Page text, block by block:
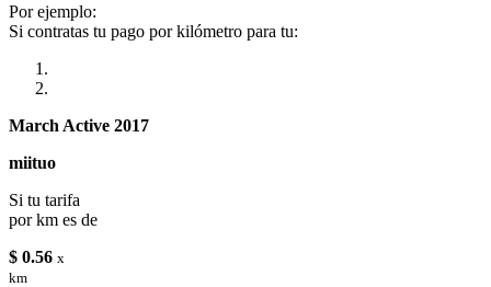
Por ejemplo:
Si contratas tu pago por kilómetro para tu:
March Active 2017
miituo
Si tu tarifa
por km es de
$ 0.56 x
km